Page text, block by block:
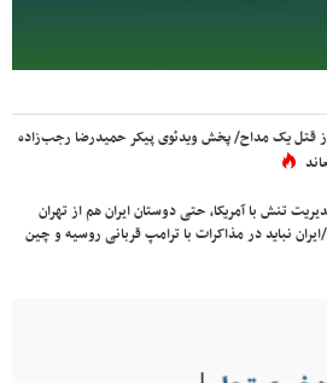
قتل یک مداح/ پخش ویدئوی پیکر حمیدرضا رجب‌زاده
تنش با آمریکا، حتی دوستان ایران هم از تهران
نباید در مذاکرات با ترامپ قربانی روسیه و چین